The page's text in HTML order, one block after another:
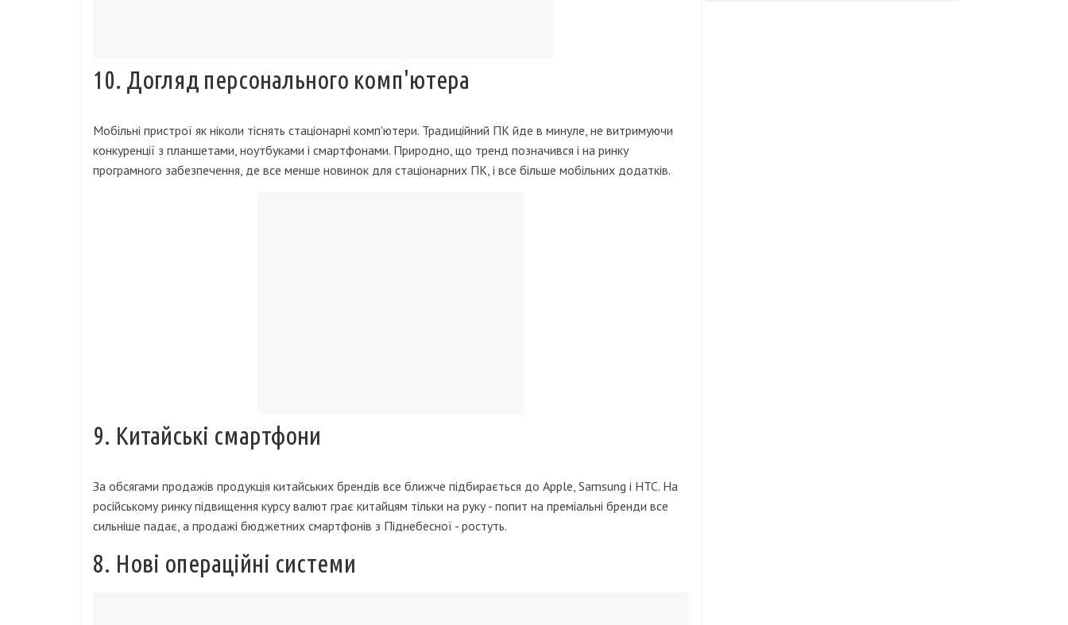
10. Догляд персонального комп'ютера
Мобільні пристрої як ніколи тіснять стаціонарні комп'ютери. Традиційний ПК йде в минуле, не витримуючи
конкуренції з планшетами, ноутбуками і смартфонами. Природно, що тренд позначився і на ринку
програмного забезпечення, де все менше новинок для стаціонарних ПК, і все більше мобільних додатків.
9. Китайські смартфони
За обсягами продажів продукція китайських брендів все ближче підбирається до Apple, Samsung і HTC. На
російському ринку підвищення курсу валют грає китайцям тільки на руку - попит на преміальні бренди все
сильніше падає, а продажі бюджетних смартфонів з Піднебесної - ростуть.
8. Нові операційні системи